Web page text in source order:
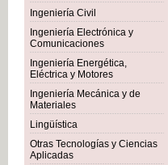
Ingeniería Civil
Ingeniería Electrónica y
Comunicaciones
Ingeniería Energética,
Eléctrica y Motores
Ingeniería Mecánica y de
Materiales
Lingüística
Otras Tecnologías y Ciencias
Aplicadas